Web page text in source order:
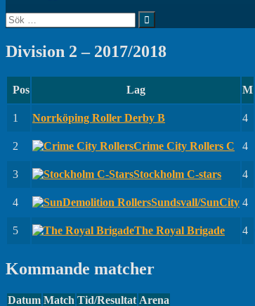
Sök
efter:
Division 2 – 2017/2018
Pos Lag M
1 Norrköping Roller Derby B 4
2 Crime City Rollers C 4
3 Stockholm C-stars 4
4 Sundsvall/SunCity 4
5 The Royal Brigade 4
Kommande matcher
Datum Match Tid/Resultat Arena